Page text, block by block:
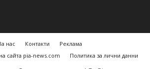
нас Контакти
Реклама
сайта pia-news.com
Политика за лични данни